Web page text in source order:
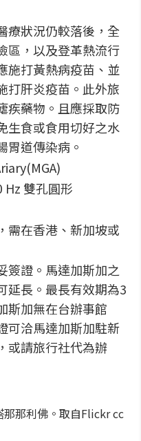
療狀況仍較落後，全
區，以及登革熱流行
施打黃熱病疫苗、並
打肝炎疫苗。此外旅
疾藥物。且應採取防
生食或食用切好之水
胃道傳染病。
Hz 雙孔圓形
需在香港、新加坡或
簽證。馬達加斯加之
延長。最長有效期為3
斯加無在台辦事館
可洽馬達加斯加駐新
或請旅行社代為辦
那那利佛。取自Flickr cc